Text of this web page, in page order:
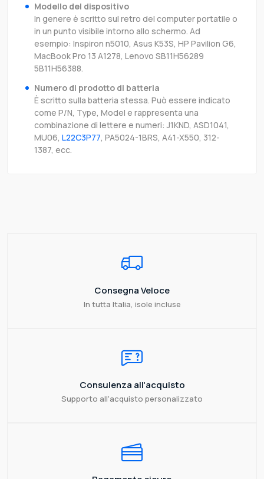
Modello del dispositivo
In genere è scritto sul retro del computer portatile o
in un punto visibile intorno allo schermo. Ad
esempio: Inspiron n5010, Asus K53S, HP Pavilion G6,
MacBook Pro 13 A1278, Lenovo SB11H56289
5B11H56388.
Numero di prodotto di batteria
È scritto sulla batteria stessa. Può essere indicato
come P/N, Type, Model e rappresenta una
combinazione di lettere e numeri: J1KND, ASD1041,
MU06, L22C3P77, PA5024-1BRS, A41-X550, 312-
1387, ecc.
Consegna Veloce
In tutta Italia, isole incluse
Consulenza all'acquisto
Supporto all'acquisto personalizzato